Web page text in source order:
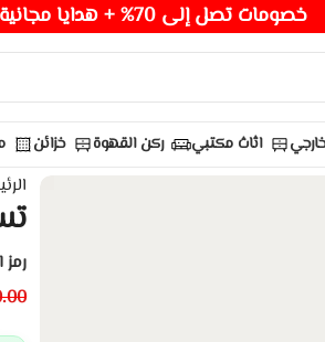
خصومات تصل إلى 70% + هدايا مجانية
اثاث مكتبي ركن القهوة خزائن
رمز